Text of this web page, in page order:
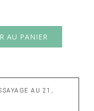
AU PANIER
AU 21,